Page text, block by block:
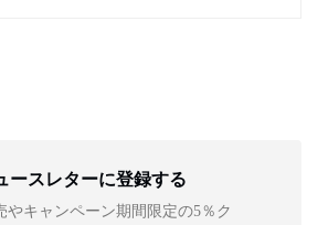
ースレターに登録する
やキャンペーン期間限定の5％ク